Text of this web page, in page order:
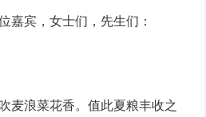
宾，女士们，先生们：
浪菜花香。值此夏粮丰收之